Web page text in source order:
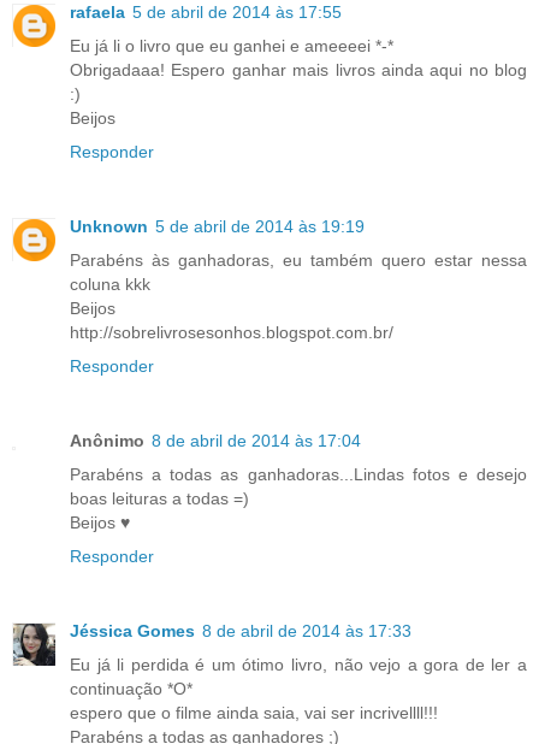
rafaela 5 de abril de 2014 às 17:55
Eu já li o livro que eu ganhei e ameeeei *-*
Obrigadaaa! Espero ganhar mais livros ainda aqui no blog
:)
Beijos
Responder
Unknown 5 de abril de 2014 às 19:19
Parabéns às ganhadoras, eu também quero estar nessa
coluna kkk
Beijos
http://sobrelivrosesonhos.blogspot.com.br/
Responder
Anônimo 8 de abril de 2014 às 17:04
Parabéns a todas as ganhadoras...Lindas fotos e desejo
boas leituras a todas =)
Beijos ♥
Responder
Jéssica Gomes 8 de abril de 2014 às 17:33
Eu já li perdida é um ótimo livro, não vejo a gora de ler a
continuação *O*
espero que o filme ainda saia, vai ser incrivellll!!!
Parabéns a todas as ganhadores ;)